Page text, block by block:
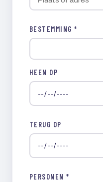
BESTEMMING *
HEEN OP
TERUG OP
PERSONEN *